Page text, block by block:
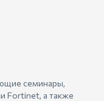
семинары,
Fortinet, а также